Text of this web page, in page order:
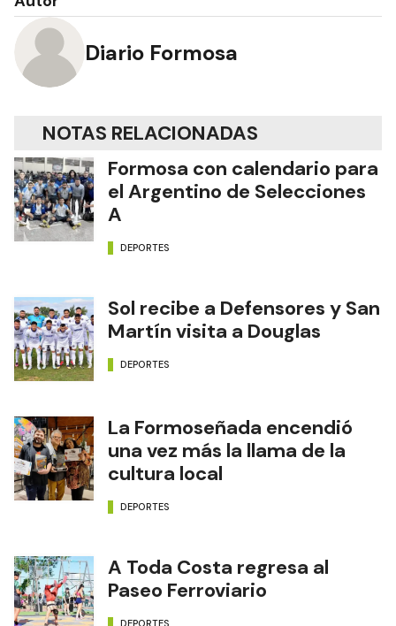
Diario Formosa
NOTAS RELACIONADAS
Formosa con calendario para
el Argentino de Selecciones
A
DEPORTES
Sol recibe a Defensores y San
Martín visita a Douglas
DEPORTES
La Formoseñada encendió
una vez más la llama de la
cultura local
DEPORTES
A Toda Costa regresa al
Paseo Ferroviario
DEPORTES